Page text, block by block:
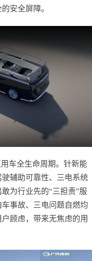
安全屏障。
车全生命周期。针新能
辅助可靠性、三电系统
为行业先的“三担责”服
事故、三电问题自燃均
顾虑，带来无焦虑的用